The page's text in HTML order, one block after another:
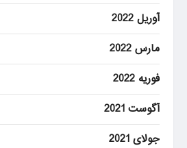
آوریل 2022
مارس 2022
فوریه 2022
آگوست 2021
جولای 2021